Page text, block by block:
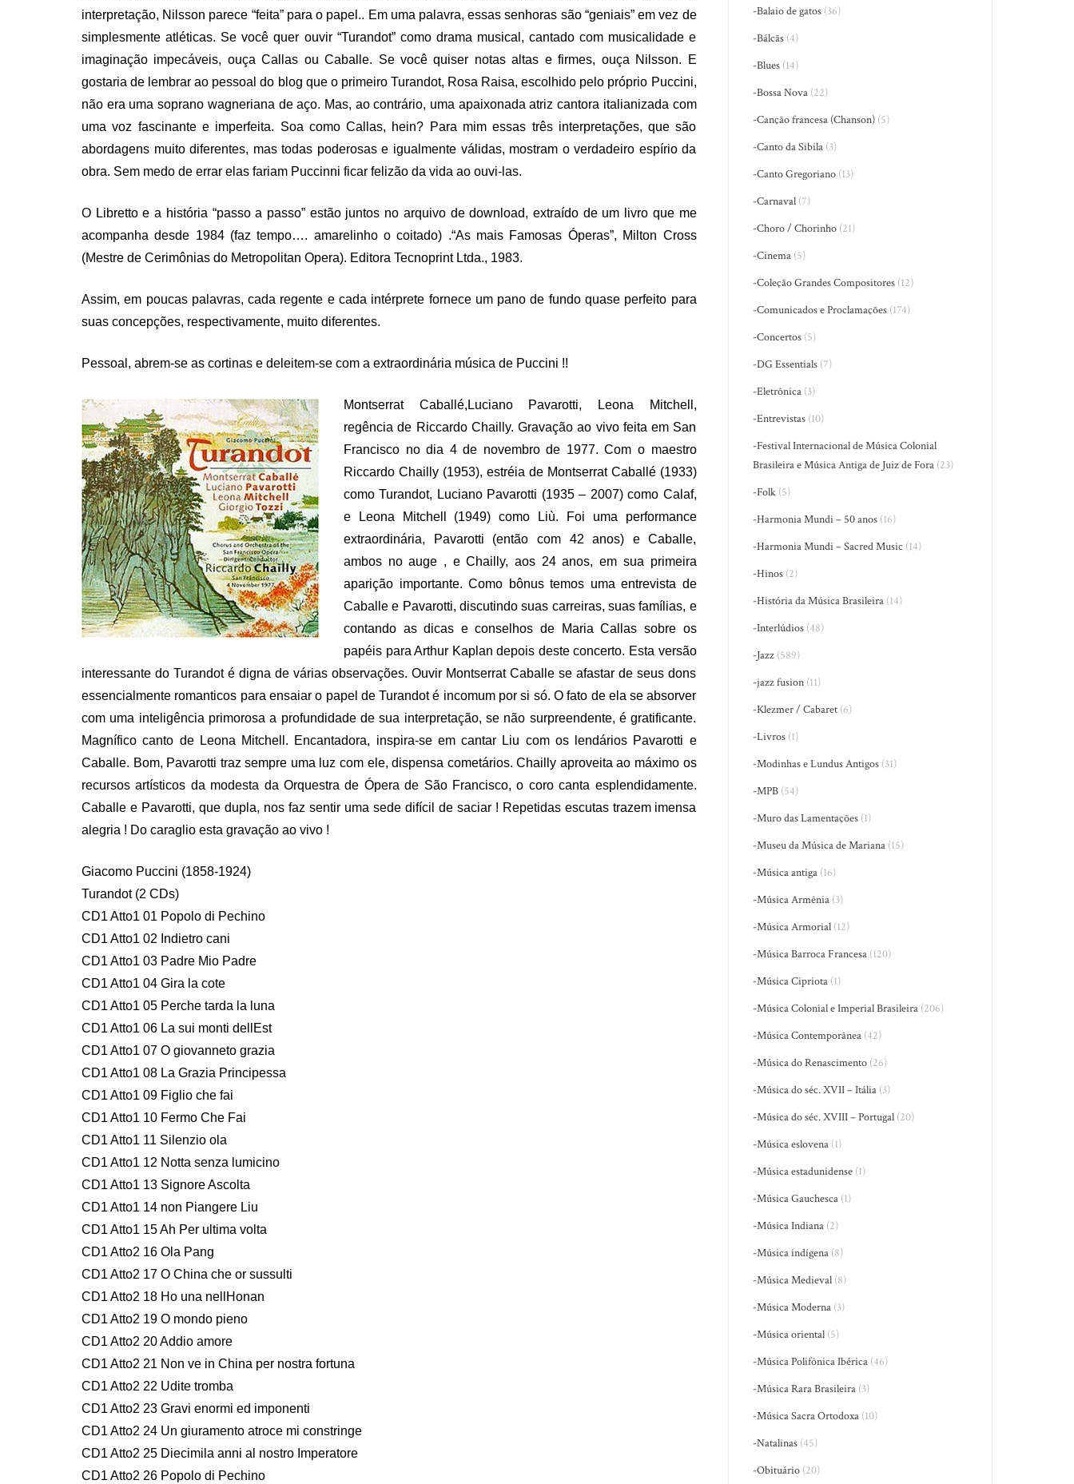
interpretação, Nilsson parece “feita” para o papel.. Em uma palavra, essas senhoras são “geniais” em vez de
simplesmente atléticas. Se você quer ouvir “Turandot” como drama musical, cantado com musicalidade e
imaginação impecáveis, ouça Callas ou Caballe. Se você quiser notas altas e firmes, ouça Nilsson. E
gostaria de lembrar ao pessoal do blog que o primeiro Turandot, Rosa Raisa, escolhido pelo próprio Puccini,
não era uma soprano wagneriana de aço. Mas, ao contrário, uma apaixonada atriz cantora italianizada com
uma voz fascinante e imperfeita. Soa como Callas, hein? Para mim essas três interpretações, que são
abordagens muito diferentes, mas todas poderosas e igualmente válidas, mostram o verdadeiro espírio da
obra. Sem medo de errar elas fariam Puccinni ficar felizão da vida ao ouvi-las.
O Libretto e a história “passo a passo” estão juntos no arquivo de download, extraído de um livro que me
acompanha desde 1984 (faz tempo…. amarelinho o coitado) .“As mais Famosas Óperas”, Milton Cross
(Mestre de Cerimônias do Metropolitan Opera). Editora Tecnoprint Ltda., 1983.
Assim, em poucas palavras, cada regente e cada intérprete fornece um pano de fundo quase perfeito para
suas concepções, respectivamente, muito diferentes.
Pessoal, abrem-se as cortinas e deleitem-se com a extraordinária música de Puccini !!
Montserrat Caballé,Luciano Pavarotti, Leona Mitchell,
regência de Riccardo Chailly. Gravação ao vivo feita em San
Francisco no dia 4 de novembro de 1977. Com o maestro
Riccardo Chailly (1953), estréia de Montserrat Caballé (1933)
como Turandot, Luciano Pavarotti (1935 – 2007) como Calaf,
e Leona Mitchell (1949) como Liù. Foi uma performance
extraordinária, Pavarotti (então com 42 anos) e Caballe,
ambos no auge , e Chailly, aos 24 anos, em sua primeira
aparição importante. Como bônus temos uma entrevista de
Caballe e Pavarotti, discutindo suas carreiras, suas famílias, e
contando as dicas e conselhos de Maria Callas sobre os
papéis para Arthur Kaplan depois deste concerto. Esta versão
interessante do Turandot é digna de várias observações. Ouvir Montserrat Caballe se afastar de seus dons
essencialmente romanticos para ensaiar o papel de Turandot é incomum por si só. O fato de ela se absorver
com uma inteligência primorosa a profundidade de sua interpretação, se não surpreendente, é gratificante.
Magnífico canto de Leona Mitchell. Encantadora, inspira-se em cantar Liu com os lendários Pavarotti e
Caballe. Bom, Pavarotti traz sempre uma luz com ele, dispensa cometários. Chailly aproveita ao máximo os
recursos artísticos da modesta da Orquestra de Ópera de São Francisco, o coro canta esplendidamente.
Caballe e Pavarotti, que dupla, nos faz sentir uma sede difícil de saciar ! Repetidas escutas trazem imensa
alegria ! Do caraglio esta gravação ao vivo !
Giacomo Puccini (1858-1924)
Turandot (2 CDs)
CD1 Atto1 01 Popolo di Pechino
CD1 Atto1 02 Indietro cani
CD1 Atto1 03 Padre Mio Padre
CD1 Atto1 04 Gira la cote
CD1 Atto1 05 Perche tarda la luna
CD1 Atto1 06 La sui monti dellEst
CD1 Atto1 07 O giovanneto grazia
CD1 Atto1 08 La Grazia Principessa
CD1 Atto1 09 Figlio che fai
CD1 Atto1 10 Fermo Che Fai
CD1 Atto1 11 Silenzio ola
CD1 Atto1 12 Notta senza lumicino
CD1 Atto1 13 Signore Ascolta
CD1 Atto1 14 non Piangere Liu
CD1 Atto1 15 Ah Per ultima volta
CD1 Atto2 16 Ola Pang
CD1 Atto2 17 O China che or sussulti
CD1 Atto2 18 Ho una nellHonan
CD1 Atto2 19 O mondo pieno
CD1 Atto2 20 Addio amore
CD1 Atto2 21 Non ve in China per nostra fortuna
CD1 Atto2 22 Udite tromba
CD1 Atto2 23 Gravi enormi ed imponenti
CD1 Atto2 24 Un giuramento atroce mi constringe
CD1 Atto2 25 Diecimila anni al nostro Imperatore
CD1 Atto2 26 Popolo di Pechino
-Balaio de gatos (36)
-Bálcãs (4)
-Blues (14)
-Bossa Nova (22)
-Canção francesa (Chanson) (5)
-Canto da Sibila (3)
-Canto Gregoriano (13)
-Carnaval (7)
-Choro / Chorinho (21)
-Cinema (5)
-Coleção Grandes Compositores (12)
-Comunicados e Proclamações (174)
-Concertos (5)
-DG Essentials (7)
-Eletrônica (3)
-Entrevistas (10)
-Festival Internacional de Música Colonial
Brasileira e Música Antiga de Juiz de Fora (23)
-Folk (5)
-Harmonia Mundi – 50 anos (16)
-Harmonia Mundi – Sacred Music (14)
-Hinos (2)
-História da Música Brasileira (14)
-Interlúdios (48)
-Jazz (589)
-jazz fusion (11)
-Klezmer / Cabaret (6)
-Livros (1)
-Modinhas e Lundus Antigos (31)
-MPB (54)
-Muro das Lamentações (1)
-Museu da Música de Mariana (15)
-Música antiga (16)
-Música Armênia (3)
-Música Armorial (12)
-Música Barroca Francesa (120)
-Música Cipriota (1)
-Música Colonial e Imperial Brasileira (206)
-Música Contemporânea (42)
-Música do Renascimento (26)
-Música do séc. XVII – Itália (3)
-Música do séc. XVIII – Portugal (20)
-Música eslovena (1)
-Música estadunidense (1)
-Música Gauchesca (1)
-Música Indiana (2)
-Música indígena (8)
-Música Medieval (8)
-Música Moderna (3)
-Música oriental (5)
-Música Polifônica Ibérica (46)
-Música Rara Brasileira (3)
-Música Sacra Ortodoxa (10)
-Natalinas (45)
-Obituário (20)